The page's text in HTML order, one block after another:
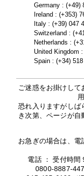
Germany : (+49)
Ireland : (+353)
Italy : (+39) 047
Switzerland :
Netherlands :
United Kingdom
Spain : (+34)
ご迷惑をお掛けし
恐れ入りますがしば
き次第、ページが自
お急ぎの場合は、電
電話 ： 受付時間
0800-8887-